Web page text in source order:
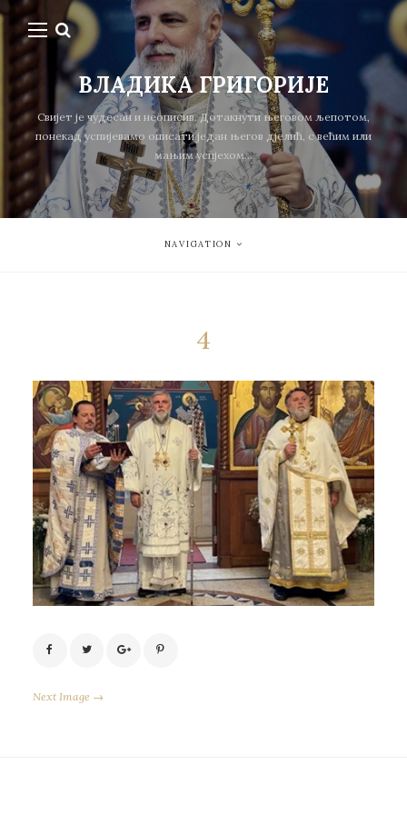
ВЛАДИКА ГРИГОРИЈЕ
Свијет је чудесан и неописив. Дотакнути његовом љепотом,
понекад успијевамо описати један његов дјелић, с већим или
мањим успјехом...
NAVIGATION
4
Next Image →